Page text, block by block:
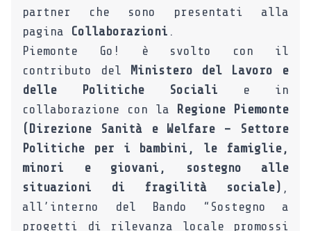
partner che sono presentati alla
pagina Collaborazioni .
Piemonte Go! è svolto con il
contributo del
Ministero del Lavoro e
delle Politiche Sociali e in
collaborazione con la
Regione Piemonte
(Direzione Sanità e Welfare – Settore
Politiche per i bambini, le famiglie,
minori e giovani, sostegno alle
situazioni di fragilità sociale) ,
all’interno del Bando “Sostegno a
progetti di rilevanza locale promossi